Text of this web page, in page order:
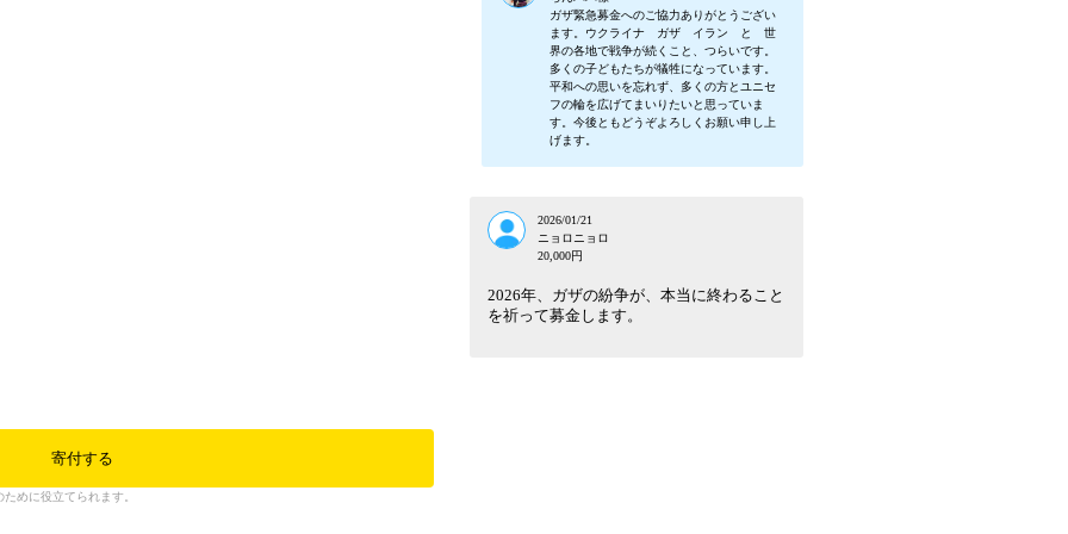
ガザ緊急募金へのご協力ありがとうござい
ます。ウクライナ ガザ イラン と 世
界の各地で戦争が続くこと、つらいです。
多くの子どもたちが犠牲になっています。
平和への思いを忘れず、多くの方とユニセ
フの輪を広げてまいりたいと思っていま
す。今後ともどうぞよろしくお願い申し上
げます。
2026/01/21
ニョロニョロ
20,000円
2026年、ガザの紛争が、本当に終わること
を祈って募金します。
寄付する
めに役立てられます。